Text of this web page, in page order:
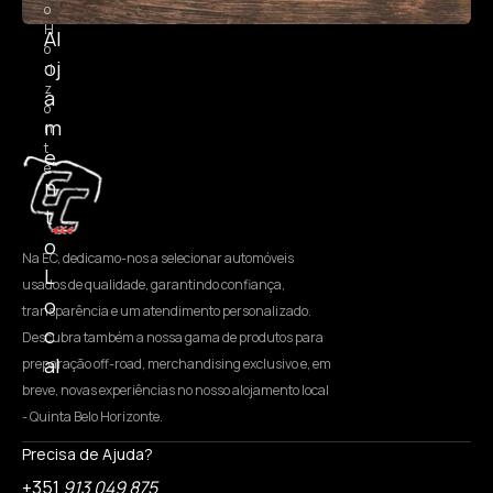
Al
oj
a
m
e
n
t
o
L
o
c
al
o
H
o
ri
z
o
n
t
e
Na EC, dedicamo-nos a selecionar automóveis
usados de qualidade, garantindo confiança,
transparência e um atendimento personalizado.
Descubra também a nossa gama de produtos para
preparação off-road, merchandising exclusivo e, em
breve, novas experiências no nosso alojamento local
- Quinta Belo Horizonte.
Precisa de Ajuda?
+351 913 049 875